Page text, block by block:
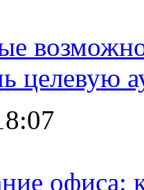
целевую
офиса: